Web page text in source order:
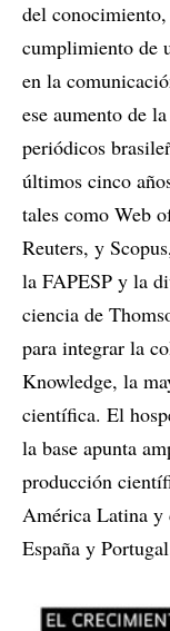
del
cumplimiento de
en la
ese aumento de
periódicos
últimos cinco
tales como Web
Reuters, y
la FAPESP y la
ciencia de
para integrar la
Knowledge, la
científica. El
la base apunta
producción
América Latina y
España y